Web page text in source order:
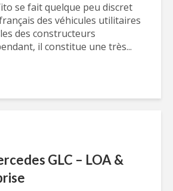
se fait quelque peu discret
des véhicules utilitaires
des constructeurs
il constitue une très...
GLC – LOA &